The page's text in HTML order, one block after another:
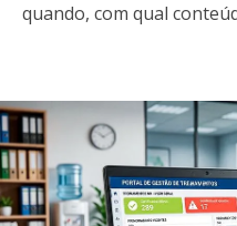
quando, com qual